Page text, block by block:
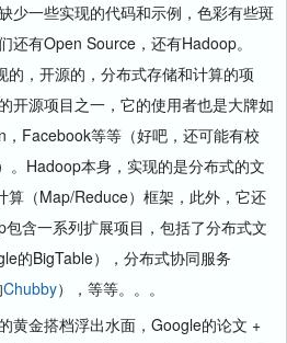
少一些实现的代码和示例，色彩有些斑
还有Open Source，还有Hadoop。
的，开源的，分布式存储和计算的项
开源项目之一，它的使用者也是大牌如
Facebook等等（好吧，还可能有校
。Hadoop本身，实现的是分布式的文
算（Map/Reduce）框架，此外，它还
含一系列扩展项目，包括了分布式文
的BigTable），分布式协同服务
Chubby），等等。。。
金搭档浮出水面，Google的论文 +